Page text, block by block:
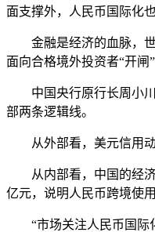
面支撑外，人民币国际化
金融是经济的血脉，世
面向合格境外投资者“开闸
中国央行原行长周小川4
部两条逻辑线。
从外部看，美元信用动
从内部看，中国的经济
亿元，说明人民币跨境使
“市场关注人民币国际化